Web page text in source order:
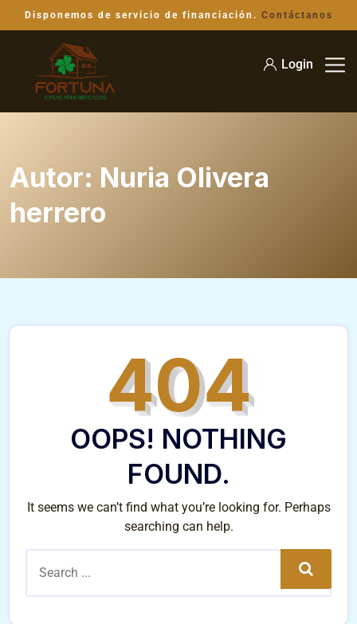
Disponemos de servicio de financiación. Contáctanos
Login
Autor: Nuria Olivera
herrero
404
OOPS! NOTHING
FOUND.
It seems we can’t find what you’re looking for. Perhaps
searching can help.
Search